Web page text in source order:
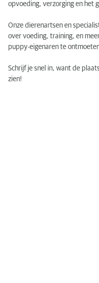
opvoeding, verzorging en het
Onze dierenartsen en
over voeding, training, en
puppy-eigenaren te
Schrijf je snel in, want de
zien!